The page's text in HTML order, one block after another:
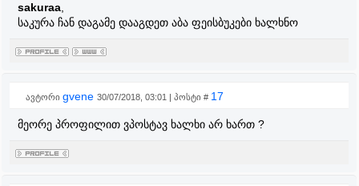
sakuraa
საკურა ჩან დაგამე დააგდეთ აბა ფეისბუკები ხალხნო
ავტორი gvene 30/07/2018, 03:01 | პოსტი # 17
მეორე პროფილით ვპოსტავ ხალხი არ ხართ ?